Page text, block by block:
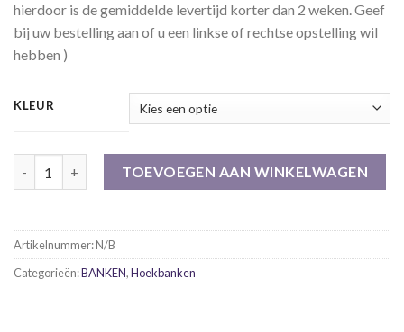
hierdoor is de gemiddelde levertijd korter dan 2 weken. Geef
bij uw bestelling aan of u een linkse of rechtse opstelling wil
hebben )
KLEUR
TOEVOEGEN AAN WINKELWAGEN
Artikelnummer:N/B
Categorieën:BANKEN,Hoekbanken